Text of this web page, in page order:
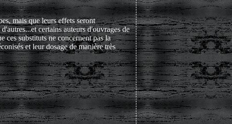
mais que leurs effets seront
certains auteurs d'ouvrages de
ces substituts ne concernent pas la
et leur dosage de manière très